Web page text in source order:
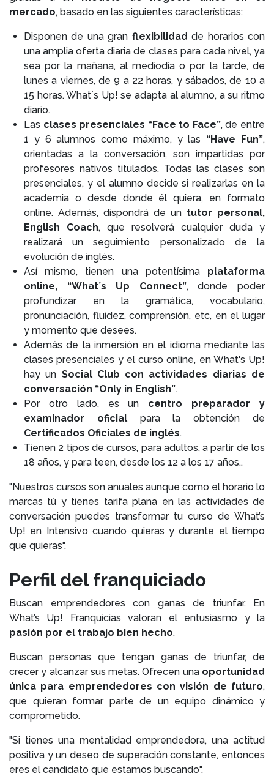
mercado, basado en las siguientes características:
Disponen de una gran flexibilidad de horarios con
una amplia oferta diaria de clases para cada nivel, ya
sea por la mañana, al mediodía o por la tarde, de
lunes a viernes, de 9 a 22 horas, y sábados, de 10 a
15 horas. What´s Up! se adapta al alumno, a su ritmo
diario.
Las clases presenciales “Face to Face”, de entre
1 y 6 alumnos como máximo, y las “Have Fun”,
orientadas a la conversación, son impartidas por
profesores nativos titulados. Todas las clases son
presenciales, y el alumno decide si realizarlas en la
academia o desde donde él quiera, en formato
online. Además, dispondrá de un tutor personal,
English Coach, que resolverá cualquier duda y
realizará un seguimiento personalizado de la
evolución de inglés.
Así mismo, tienen una potentísima plataforma
online, “What´s Up Connect”, donde poder
profundizar en la gramática, vocabulario,
pronunciación, fluidez, comprensión, etc, en el lugar
y momento que desees.
Además de la inmersión en el idioma mediante las
clases presenciales y el curso online, en What's Up!
hay un Social Club con actividades diarias de
conversación “Only in English”.
Por otro lado, es un centro preparador y
examinador oficialpara la obtención de
Certificados Oficiales de inglés.
Tienen 2 tipos de cursos, para adultos, a partir de los
18 años, y para teen, desde los 12 a los 17 años..
"Nuestros cursos son anuales aunque como el horario lo
marcas tú y tienes tarifa plana en las actividades de
conversación puedes transformar tu curso de What’s
Up! en Intensivo cuando quieras y durante el tiempo
que quieras".
Perfil del franquiciado
Buscan emprendedores con ganas de triunfar. En
What’s Up! Franquicias valoran el entusiasmo y la
pasión por el trabajo bien hecho.
Buscan personas que tengan ganas de triunfar, de
crecer y alcanzar sus metas. Ofrecen una oportunidad
única para emprendedores con visión de futuro,
que quieran formar parte de un equipo dinámico y
comprometido.
"Si tienes una mentalidad emprendedora, una actitud
positiva y un deseo de superación constante, entonces
eres el candidato que estamos buscando".